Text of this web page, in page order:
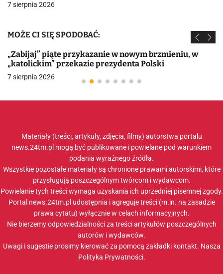
7 sierpnia 2026
MOŻE CI SIĘ SPODOBAĆ:
„Zabijaj” piąte przykazanie w nowym brzmieniu, w
„katolickim” przekazie prezydenta Polski
7 sierpnia 2026
Materiały (treści, artykuły, zdjęcia, filmy) autorstwa portalu
news.24tm.pl mogą być publikowane i powielane pod warunkiem
podania wyraźnego źródła.
Wszystkie pozostałe materiały są chronione prawami autorskimi, które
przysługują poszczególnym twórcom i wydawcom.
Powielanie tych treści wymaga uzyskania ich uprzedniej pisemnej zgody.
Portal news.24tm.pl udostępnia i agreguje treści (m.in. na zasadzie
prawa cytatu) wyłącznie w celach informacyjnych.
Nie bierzemy odpowiedzialności za treści artykułów poszczególnych
autorów i wydawców.
Uwagi i sugestie prosimy kierować za pomocą zakładki kontakt. Nasza
Polityka Prywatności.